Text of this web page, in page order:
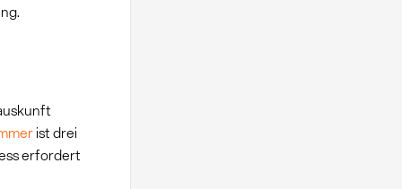
ist drei
erfordert